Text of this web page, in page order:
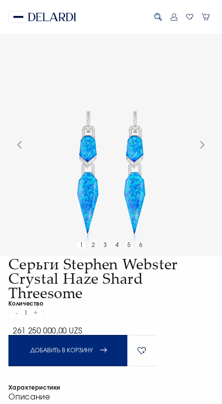
2 3 4 5 6
Серьги Stephen Webster
Crystal Haze Shard
Threesome
Количество
- +
261 250 000,00 UZS
ДОБАВИТЬ В КОРЗИНУ
Характеристики
Описание